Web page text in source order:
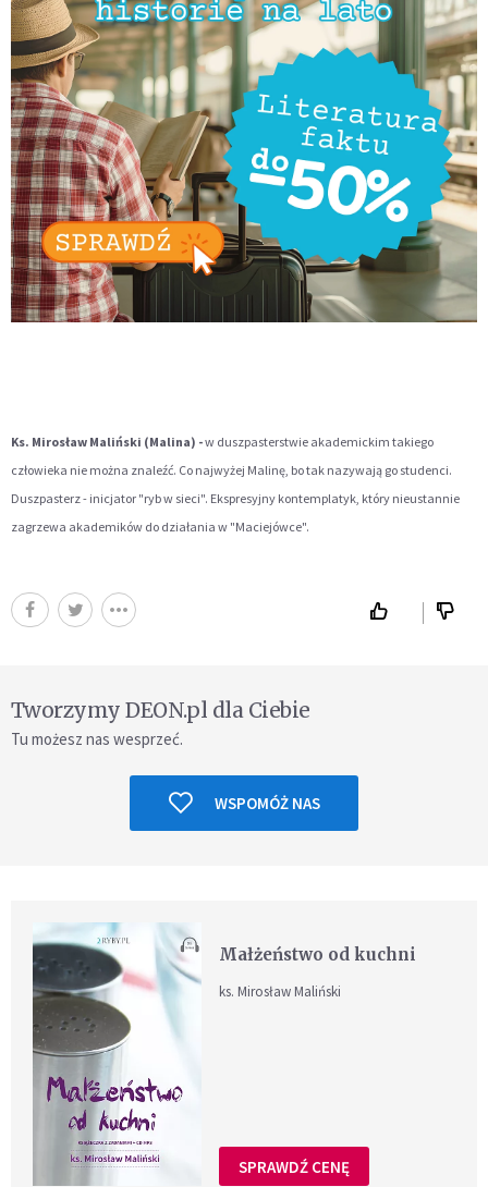
Ks. Mirosław Maliński (Malina) -w duszpasterstwie akademickim takiego
człowieka nie można znaleźć. Co najwyżej Malinę, bo tak nazywają go studenci.
Duszpasterz - inicjator "ryb w sieci". Ekspresyjny kontemplatyk, który nieustannie
zagrzewa akademików do działania w "Maciejówce".
Tworzymy DEON.pl dla Ciebie
Tu możesz nas wesprzeć.
WSPOMÓŻ NAS
Małżeństwo od kuchni
ks. Mirosław Maliński
SPRAWDŹ CENĘ